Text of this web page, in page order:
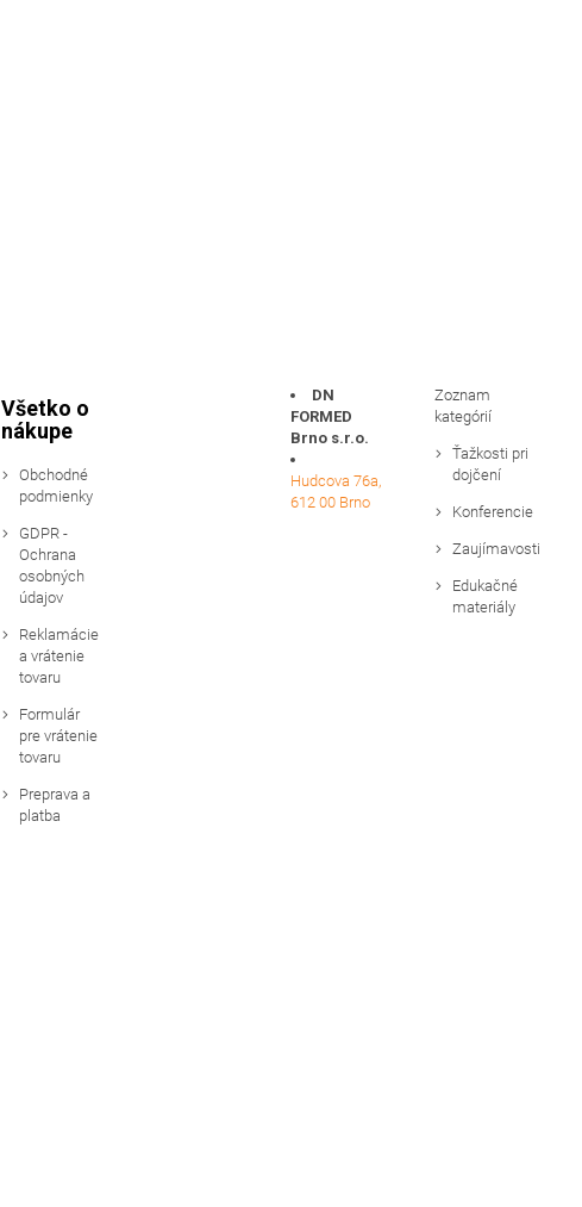
Všetko o
nákupe
Obchodné
podmienky
GDPR -
Ochrana
osobných
údajov
Reklamácie
a vrátenie
tovaru
Formulár
pre vrátenie
tovaru
Preprava a
platba
DN
FORMED
Brno s.r.o.
Hudcova 76a,
612 00 Brno
Zoznam
kategórií
Ťažkosti pri
dojčení
Konferencie
Zaujímavosti
Edukačné
materiály